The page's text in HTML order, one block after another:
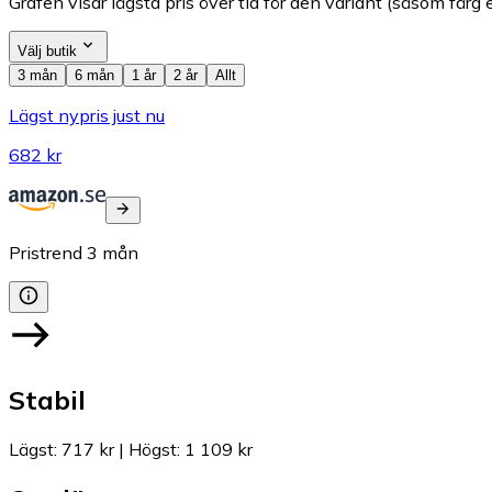
Välj butik
3 mån
6 mån 1 år 2 år Allt
Lägst nypris just nu
682 kr
Pristrend 3 mån
Stabil
Lägst: 717 kr| Högst: 1 109 kr